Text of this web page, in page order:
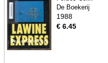
De Boekerij
1988
€ 6.45